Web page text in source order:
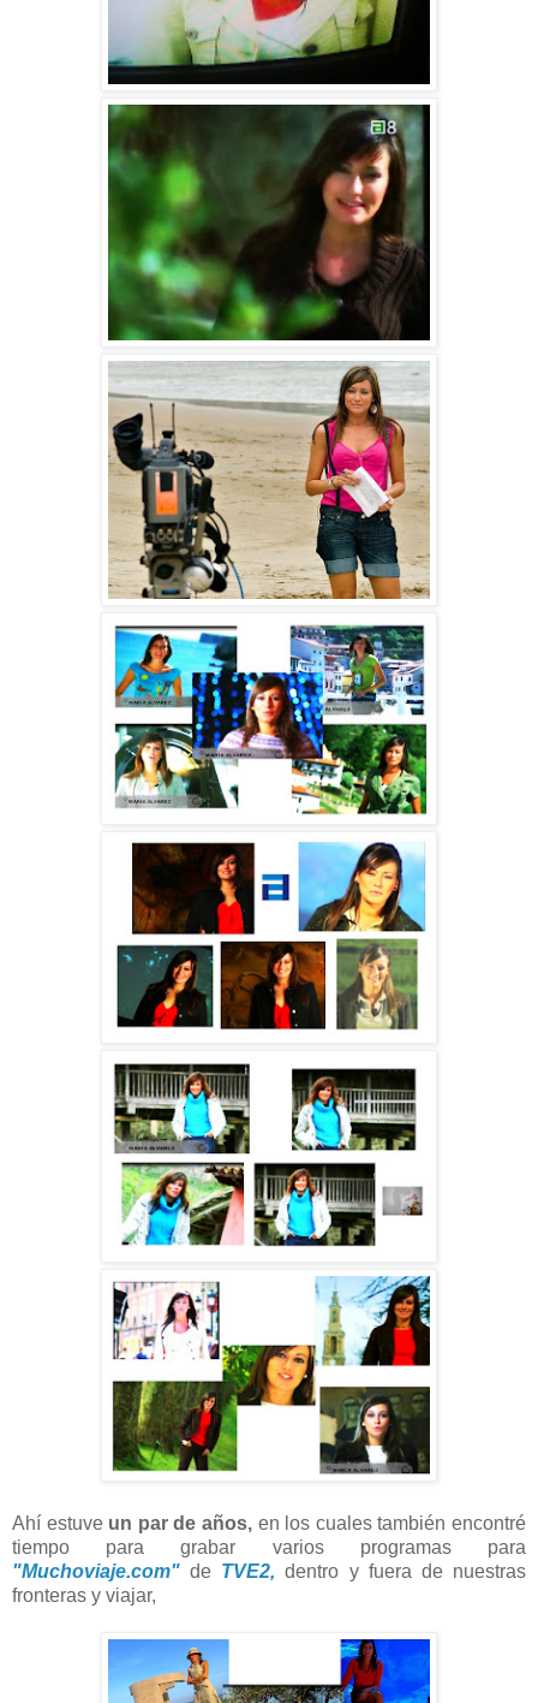
Ahí estuve un par de años, en los cuales también encontré
tiempo para grabar varios programas para
"Muchoviaje.com" de TVE2, dentro y fuera de nuestras
fronteras y viajar,